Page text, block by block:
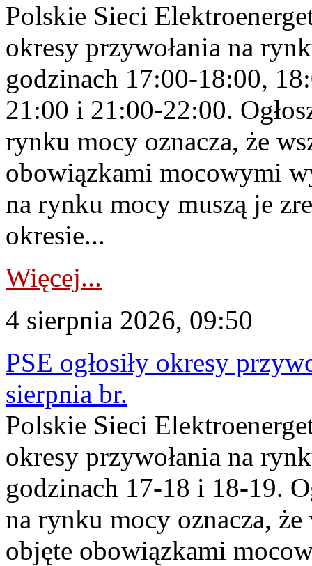
Polskie Sieci
okresy przywołania na
godzinach 17:00-18:00,
21:00 i 21:00-22:00.
rynku mocy oznacza, że
obowiązkami mocowymi
na rynku mocy muszą je
okresie...
Więcej...
4 sierpnia 2026, 09:50
PSE ogłosiły okresy
sierpnia br.
Polskie Sieci
okresy przywołania na
godzinach 17-18 i 18-19.
na rynku mocy oznacza,
objęte obowiązkami